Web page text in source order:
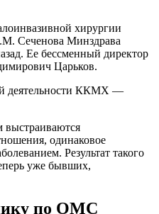
хирургии
Сеченова Минздрава
Ее бессменный директор
Царьков.
деятельности ККМХ —
выстраиваются
одинаковое
Результат такого
уже бывших,
по ОМС